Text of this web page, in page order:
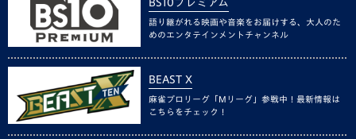
BS10プレミアム
語り継がれる映画や音楽をお届けする、大人のた
めのエンタテインメントチャンネル
BEAST X
麻雀プロリーグ「Mリーグ」参戦中！最新情報は
こちらをチェック！